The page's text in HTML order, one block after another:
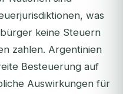
was
keine Steuern
zahlen. Argentinien
Besteuerung auf
Auswirkungen für